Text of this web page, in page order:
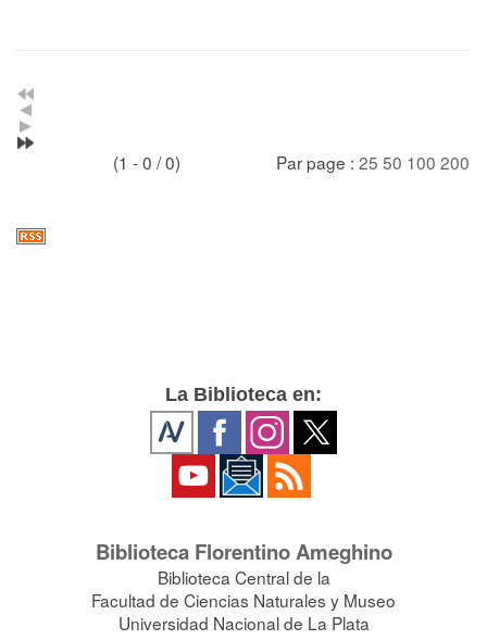
(1 - 0 / 0) Par page : 25 50 100 200
La Biblioteca en:
Biblioteca Florentino Ameghino
Biblioteca Central de la
Facultad de Ciencias Naturales y Museo
Universidad Nacional de La Plata